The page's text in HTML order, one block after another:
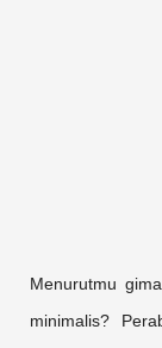
Menurutmu
minimalis?